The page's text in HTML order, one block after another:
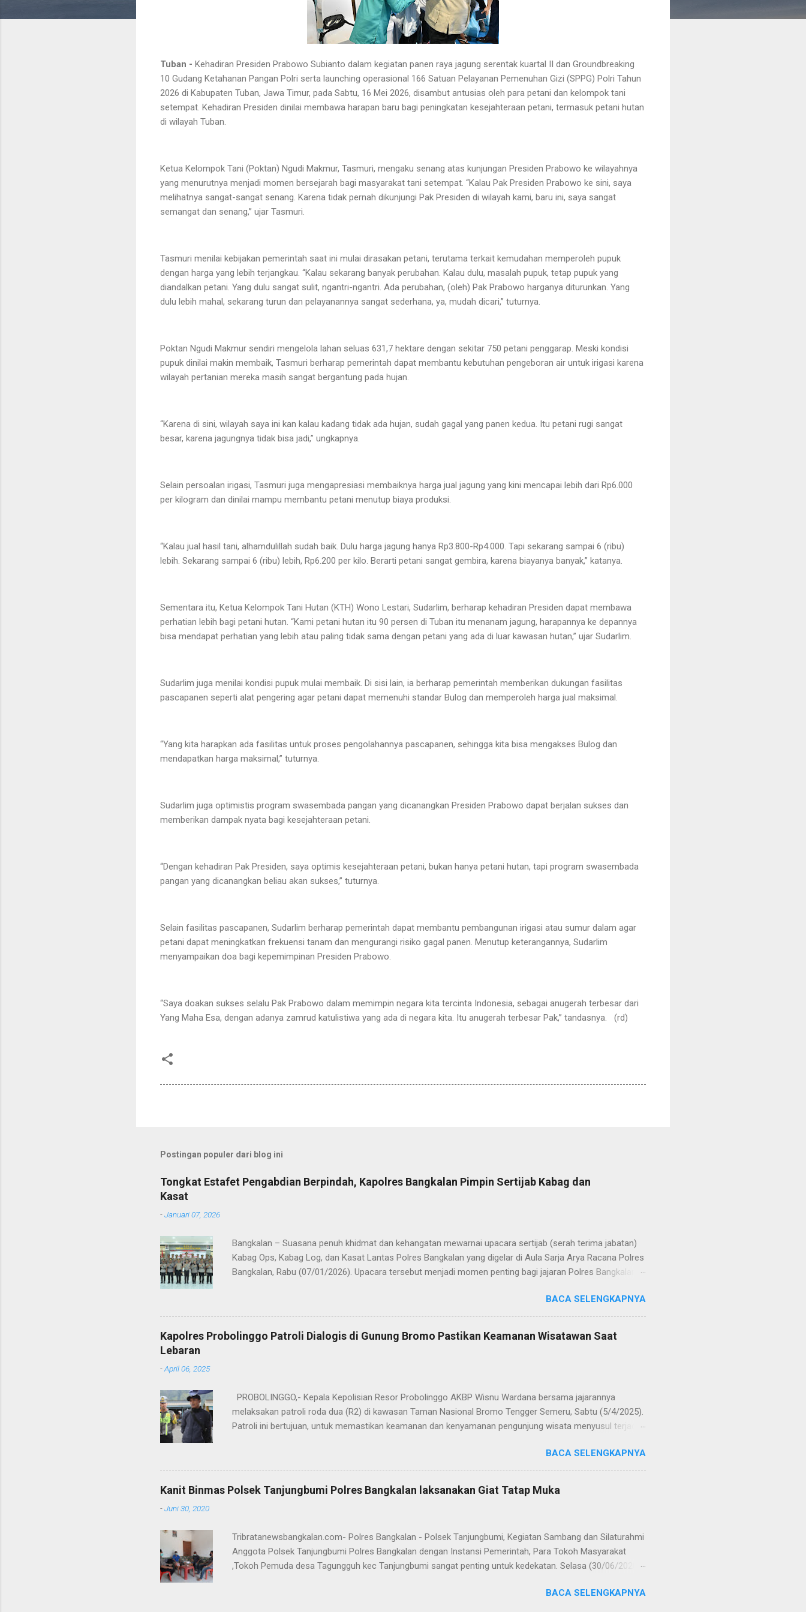
Tuban - Kehadiran Presiden Prabowo Subianto dalam kegiatan panen raya jagung serentak kuartal II dan Groundbreaking
10 Gudang Ketahanan Pangan Polri serta launching operasional 166 Satuan Pelayanan Pemenuhan Gizi (SPPG) Polri Tahun
2026 di Kabupaten Tuban, Jawa Timur, pada Sabtu, 16 Mei 2026, disambut antusias oleh para petani dan kelompok tani
setempat. Kehadiran Presiden dinilai membawa harapan baru bagi peningkatan kesejahteraan petani, termasuk petani hutan
di wilayah Tuban.
Ketua Kelompok Tani (Poktan) Ngudi Makmur, Tasmuri, mengaku senang atas kunjungan Presiden Prabowo ke wilayahnya
yang menurutnya menjadi momen bersejarah bagi masyarakat tani setempat. “Kalau Pak Presiden Prabowo ke sini, saya
melihatnya sangat-sangat senang. Karena tidak pernah dikunjungi Pak Presiden di wilayah kami, baru ini, saya sangat
semangat dan senang,” ujar Tasmuri.
Tasmuri menilai kebijakan pemerintah saat ini mulai dirasakan petani, terutama terkait kemudahan memperoleh pupuk
dengan harga yang lebih terjangkau. “Kalau sekarang banyak perubahan. Kalau dulu, masalah pupuk, tetap pupuk yang
diandalkan petani. Yang dulu sangat sulit, ngantri-ngantri. Ada perubahan, (oleh) Pak Prabowo harganya diturunkan. Yang
dulu lebih mahal, sekarang turun dan pelayanannya sangat sederhana, ya, mudah dicari,” tuturnya.
Poktan Ngudi Makmur sendiri mengelola lahan seluas 631,7 hektare dengan sekitar 750 petani penggarap. Meski kondisi
pupuk dinilai makin membaik, Tasmuri berharap pemerintah dapat membantu kebutuhan pengeboran air untuk irigasi karena
wilayah pertanian mereka masih sangat bergantung pada hujan.
“Karena di sini, wilayah saya ini kan kalau kadang tidak ada hujan, sudah gagal yang panen kedua. Itu petani rugi sangat
besar, karena jagungnya tidak bisa jadi,” ungkapnya.
Selain persoalan irigasi, Tasmuri juga mengapresiasi membaiknya harga jual jagung yang kini mencapai lebih dari Rp6.000
per kilogram dan dinilai mampu membantu petani menutup biaya produksi.
“Kalau jual hasil tani, alhamdulillah sudah baik. Dulu harga jagung hanya Rp3.800-Rp4.000. Tapi sekarang sampai 6 (ribu)
lebih. Sekarang sampai 6 (ribu) lebih, Rp6.200 per kilo. Berarti petani sangat gembira, karena biayanya banyak,” katanya.
Sementara itu, Ketua Kelompok Tani Hutan (KTH) Wono Lestari, Sudarlim, berharap kehadiran Presiden dapat membawa
perhatian lebih bagi petani hutan. “Kami petani hutan itu 90 persen di Tuban itu menanam jagung, harapannya ke depannya
bisa mendapat perhatian yang lebih atau paling tidak sama dengan petani yang ada di luar kawasan hutan,” ujar Sudarlim.
Sudarlim juga menilai kondisi pupuk mulai membaik. Di sisi lain, ia berharap pemerintah memberikan dukungan fasilitas
pascapanen seperti alat pengering agar petani dapat memenuhi standar Bulog dan memperoleh harga jual maksimal.
“Yang kita harapkan ada fasilitas untuk proses pengolahannya pascapanen, sehingga kita bisa mengakses Bulog dan
mendapatkan harga maksimal,” tuturnya.
Sudarlim juga optimistis program swasembada pangan yang dicanangkan Presiden Prabowo dapat berjalan sukses dan
memberikan dampak nyata bagi kesejahteraan petani.
“Dengan kehadiran Pak Presiden, saya optimis kesejahteraan petani, bukan hanya petani hutan, tapi program swasembada
pangan yang dicanangkan beliau akan sukses,” tuturnya.
Selain fasilitas pascapanen, Sudarlim berharap pemerintah dapat membantu pembangunan irigasi atau sumur dalam agar
petani dapat meningkatkan frekuensi tanam dan mengurangi risiko gagal panen. Menutup keterangannya, Sudarlim
menyampaikan doa bagi kepemimpinan Presiden Prabowo.
“Saya doakan sukses selalu Pak Prabowo dalam memimpin negara kita tercinta Indonesia, sebagai anugerah terbesar dari
Yang Maha Esa, dengan adanya zamrud katulistiwa yang ada di negara kita. Itu anugerah terbesar Pak,” tandasnya. (rd)
Postingan populer dari blog ini
Tongkat Estafet Pengabdian Berpindah, Kapolres Bangkalan Pimpin Sertijab Kabag dan
Kasat
-Januari 07, 2026
Bangkalan – Suasana penuh khidmat dan kehangatan mewarnai upacara sertijab (serah terima jabatan)
Kabag Ops, Kabag Log, dan Kasat Lantas Polres Bangkalan yang digelar di Aula Sarja Arya Racana Polres
Bangkalan, Rabu (07/01/2026). Upacara tersebut menjadi momen penting bagi jajaran Polres Bangkalan,
kesinambungan pengabdian kepada masyarakat. Dalam sertijab tersebut, KOMPOL Hery Kusnanto, S.H.,
M.H. resmi menyerahkan jabatan Kabag Log Polres Bangkalan untuk mengemban amanah baru sebagai
Wakapolres Sampang. Jabatan Kabag Log Polres Bangkalan selanjutnya dijabat oleh KOMPOL Moch.
Rifai, S.H., M.H. , yang sebelumnya mengemban tugas sebagai Kabag Ops Polres Bangkalan. Sementara
BACA SELENGKAPNYA
Kapolres Probolinggo Patroli Dialogis di Gunung Bromo Pastikan Keamanan Wisatawan Saat
Lebaran
-April 06, 2025
PROBOLINGGO,- Kepala Kepolisian Resor Probolinggo AKBP Wisnu Wardana bersama jajarannya
melaksakan patroli roda dua (R2) di kawasan Taman Nasional Bromo Tengger Semeru, Sabtu (5/4/2025).
Patroli ini bertujuan, untuk memastikan keamanan dan kenyamanan pengunjung wisata menyusul terjadi
mengantisipasi hal-hal yang tidak kita inginkan, seiring dengan jumlah pengunjung yang semakin
meningkat selama libur Lebaran," kata AKBP Wisnu Wardana. Kapolres Probolinggo menegaskan, bahwa
pihaknya melakukan hal ini sebagai langkah antisipasi untuk memastikan situasi tetap kondusif. Ia juga
menekankan pentingnya keselamatan, terutama bagi pengunjung yang membawa anak-anak. "Kami ingin
BACA SELENGKAPNYA
Kanit Binmas Polsek Tanjungbumi Polres Bangkalan laksanakan Giat Tatap Muka
-Juni 30, 2020
Tribratanewsbangkalan.com- Polres Bangkalan - Polsek Tanjungbumi, Kegiatan Sambang dan Silaturahmi
Anggota Polsek Tanjungbumi Polres Bangkalan dengan Instansi Pemerintah, Para Tokoh Masyarakat
,Tokoh Pemuda desa Tagungguh kec Tanjungbumi sangat penting untuk kedekatan. Selasa (30/06/2020)
ngobrol santai sembari menyampaikan Himbauan Kamtibmas untuk bersama sama jaga sitkamtibmas
BACA SELENGKAPNYA